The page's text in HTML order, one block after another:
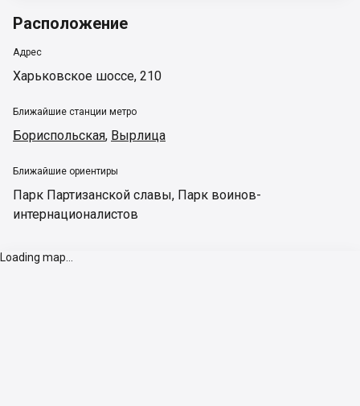
Расположение
Адрес
Харьковское шоссе, 210
Ближайшие станции метро
Бориспольская, Вырлица
Ближайшие ориентиры
Парк Партизанской славы, Парк воинов-
интернационалистов
Loading map...